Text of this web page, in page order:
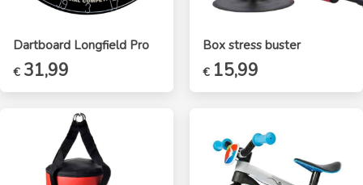
Dartboard Longfield Pro
€ 31,99
Box stress buster
€ 15,99